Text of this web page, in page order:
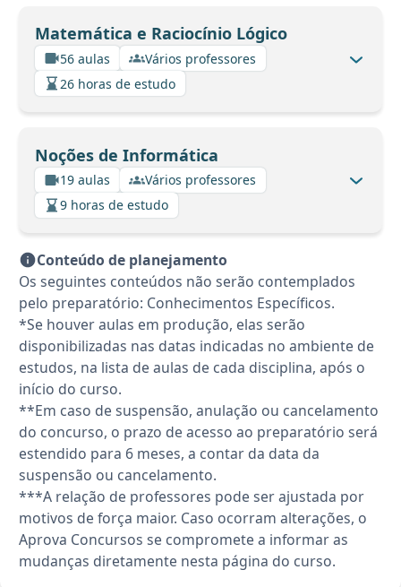
Matemática e Raciocínio Lógico
56 aulas
Vários professores
26 horas de estudo
Noções de Informática
19 aulas
Vários professores
9 horas de estudo
Conteúdo de planejamento
Os seguintes conteúdos não serão contemplados
pelo preparatório: Conhecimentos Específicos.
*Se houver aulas em produção, elas serão
disponibilizadas nas datas indicadas no ambiente de
estudos, na lista de aulas de cada disciplina, após o
início do curso.
**Em caso de suspensão, anulação ou cancelamento
do concurso, o prazo de acesso ao preparatório será
estendido para 6 meses, a contar da data da
suspensão ou cancelamento.
***A relação de professores pode ser ajustada por
motivos de força maior. Caso ocorram alterações, o
Aprova Concursos se compromete a informar as
mudanças diretamente nesta página do curso.